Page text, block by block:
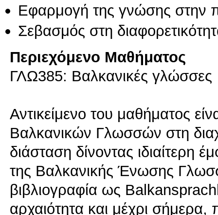
Εφαρμογή της γνώσης στην
Σεβασμός στη
Περιεχόμενο Μαθήματος
ΓΛΩ385: Βαλκανικές γλώσσες
Αντικείμενο του μαθήματος
Βαλκανικών Γλωσσών στη
διάσταση δίνοντας ιδιαίτερη
της Βαλκανικής Ένωσης
βιβλιογραφία ως
αρχαιότητα και μέχρι